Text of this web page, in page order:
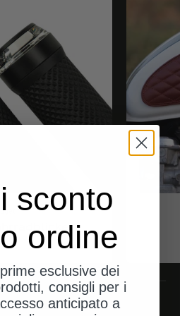
sconto
ordine
esclusive dei
consigli per i
anticipato a